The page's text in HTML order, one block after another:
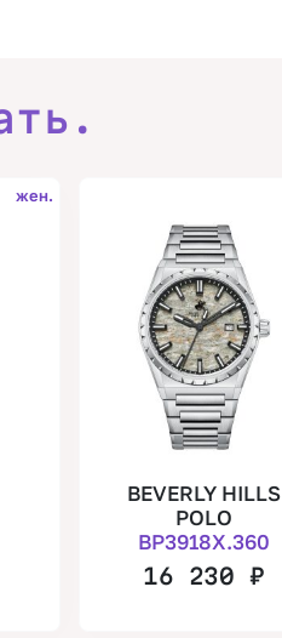
жен.
BEVERLY HILLS
POLO
BP3918X.360
16 230 ₽